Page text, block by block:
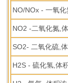
NO/NOx - 一氧
NO2 -二氧化氮,
SO2- 二氧化硫,
H2S - 硫化氢,体